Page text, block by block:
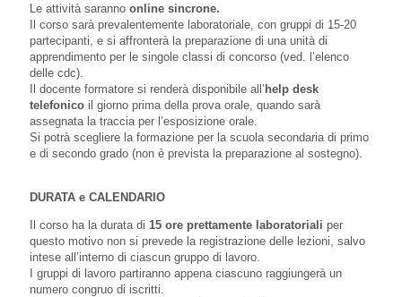
Le attività saranno online sincrone.
Il corso sarà prevalentemente laboratoriale, con gruppi di 15-20
partecipanti, e si affronterà la preparazione di una unità di
apprendimento per le singole classi di concorso (ved. l’elenco
delle cdc).
Il docente formatore si renderà disponibile all’help desk
telefonico il giorno prima della prova orale, quando sarà
assegnata la traccia per l’esposizione orale.
Si potrà scegliere la formazione per la scuola secondaria di primo
e di secondo grado (non è prevista la preparazione al sostegno).
DURATA e CALENDARIO
Il corso ha la durata di 15 ore prettamente laboratoriali per
questo motivo non si prevede la registrazione delle lezioni, salvo
intese all’interno di ciascun gruppo di lavoro.
I gruppi di lavoro partiranno appena ciascuno raggiungerà un
numero congruo di iscritti.